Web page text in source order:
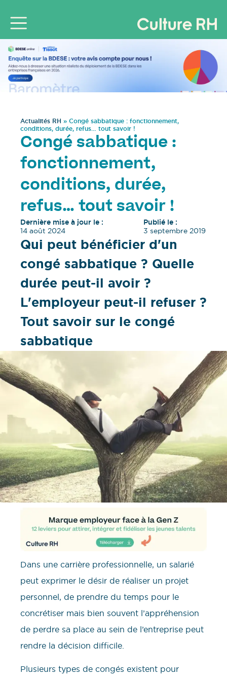
Actualités RH » Congé sabbatique : fonctionnement,
conditions, durée, refus… tout savoir !
Congé sabbatique :
fonctionnement,
conditions, durée,
refus… tout savoir !
Dernière mise à jour le :
14 août 2024
Publié le :
3 septembre 2019
Qui peut bénéficier d'un
congé sabbatique ? Quelle
durée peut-il avoir ?
L'employeur peut-il refuser ?
Tout savoir sur le congé
sabbatique
Dans une carrière professionnelle, un salarié
peut exprimer le désir de réaliser un projet
personnel, de prendre du temps pour le
concrétiser mais bien souvent l’appréhension
de perdre sa place au sein de l’entreprise peut
rendre la décision difficile.
Plusieurs types de congés existent pour